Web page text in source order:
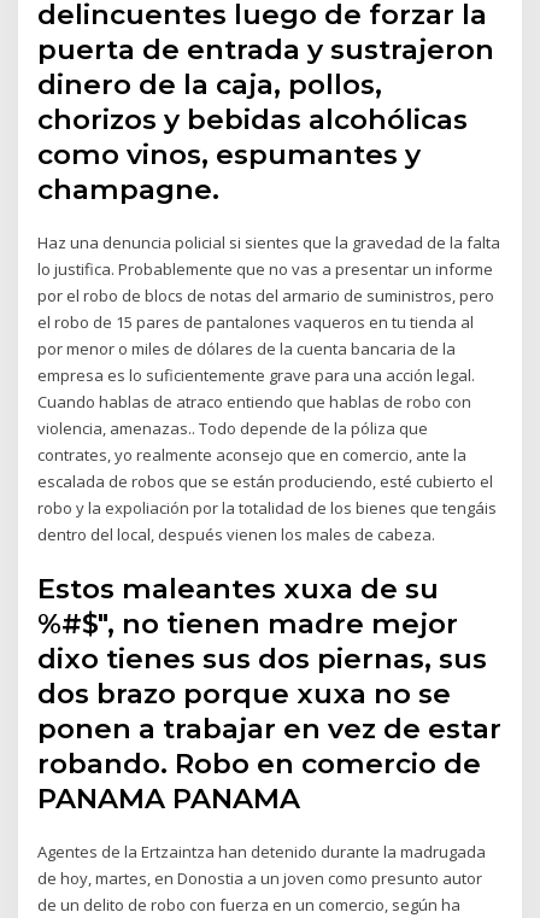
delincuentes luego de forzar la
puerta de entrada y sustrajeron
dinero de la caja, pollos,
chorizos y bebidas alcohólicas
como vinos, espumantes y
champagne.
Haz una denuncia policial si sientes que la gravedad de la falta
lo justifica. Probablemente que no vas a presentar un informe
por el robo de blocs de notas del armario de suministros, pero
el robo de 15 pares de pantalones vaqueros en tu tienda al
por menor o miles de dólares de la cuenta bancaria de la
empresa es lo suficientemente grave para una acción legal.
Cuando hablas de atraco entiendo que hablas de robo con
violencia, amenazas.. Todo depende de la póliza que
contrates, yo realmente aconsejo que en comercio, ante la
escalada de robos que se están produciendo, esté cubierto el
robo y la expoliación por la totalidad de los bienes que tengáis
dentro del local, después vienen los males de cabeza.
Estos maleantes xuxa de su
%#$", no tienen madre mejor
dixo tienes sus dos piernas, sus
dos brazo porque xuxa no se
ponen a trabajar en vez de estar
robando. Robo en comercio de
PANAMA PANAMA
Agentes de la Ertzaintza han detenido durante la madrugada
de hoy, martes, en Donostia a un joven como presunto autor
de un delito de robo con fuerza en un comercio, según ha